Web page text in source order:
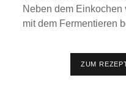
Neben dem
mit dem Fermentieren
ZUM